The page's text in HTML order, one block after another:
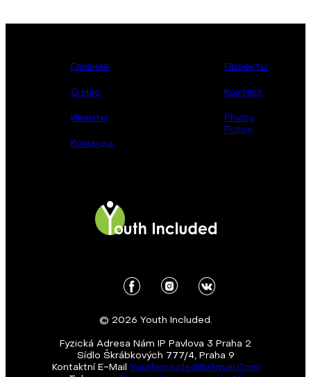
Главная
О Нас
Ивенты
Команда
Проекты
Контакт
Privicy
Policy
© 2026 Youth Included.
Fyzická Adresa Nám IP Pavlova 3 Praha 2
Sídlo Škrábkových 777/4, Praha 9
Kontaktní E-Mail Youthincluded@gmail.com